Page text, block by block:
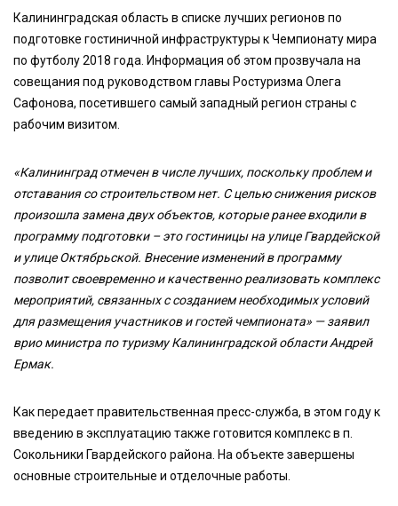
Калининградская область в списке лучших регионов по
подготовке гостиничной инфраструктуры к Чемпионату мира
по футболу 2018 года. Информация об этом прозвучала на
совещания под руководством главы Ростуризма Олега
Сафонова, посетившего самый западный регион страны с
рабочим визитом.
«Калининград отмечен в числе лучших, поскольку проблем и
отставания со строительством нет. С целью снижения рисков
произошла замена двух объектов, которые ранее входили в
программу подготовки – это гостиницы на улице Гвардейской
и улице Октябрьской. Внесение изменений в программу
позволит своевременно и качественно реализовать комплекс
мероприятий, связанных с созданием необходимых условий
для размещения участников и гостей чемпионата» — заявил
врио министра по туризму Калининградской области Андрей
Ермак.
Как передает правительственная пресс-служба, в этом году к
введению в эксплуатацию также готовится комплекс в п.
Сокольники Гвардейского района. На объекте завершены
основные строительные и отделочные работы.